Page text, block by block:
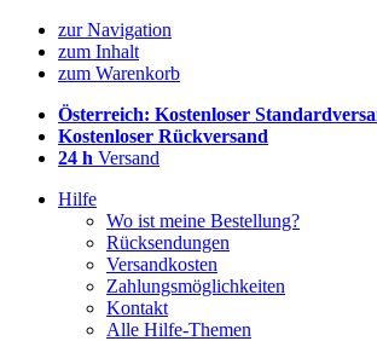
zur Navigation
zum Inhalt
zum Warenkorb
Österreich: Kostenloser
Kostenloser Rückversand
24 h Versand
Hilfe
Wo ist meine Bestellung?
Rücksendungen
Versandkosten
Zahlungsmöglichkeiten
Kontakt
Alle Hilfe-Themen